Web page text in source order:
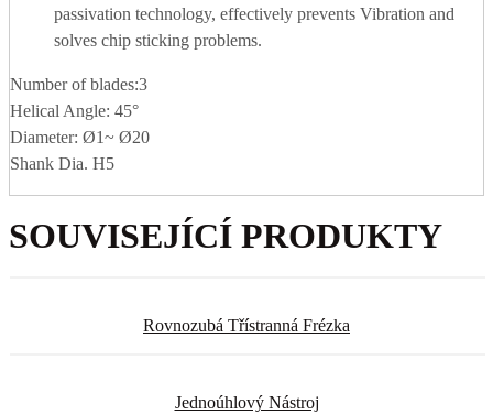
passivation technology, effectively prevents Vibration and
solves chip sticking problems.
Number of blades:3
Helical Angle: 45°
Diameter: Ø1~ Ø20
Shank Dia. H5
SOUVISEJÍCÍ PRODUKTY
Rovnozubá Třístranná Frézka
Jednoúhlový Nástroj